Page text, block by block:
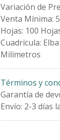
Variación de
Venta Mínima:
Hojas: 100
Cuadricula:
Milímetros
Términos y
Garantía de
Envío: 2-3 días